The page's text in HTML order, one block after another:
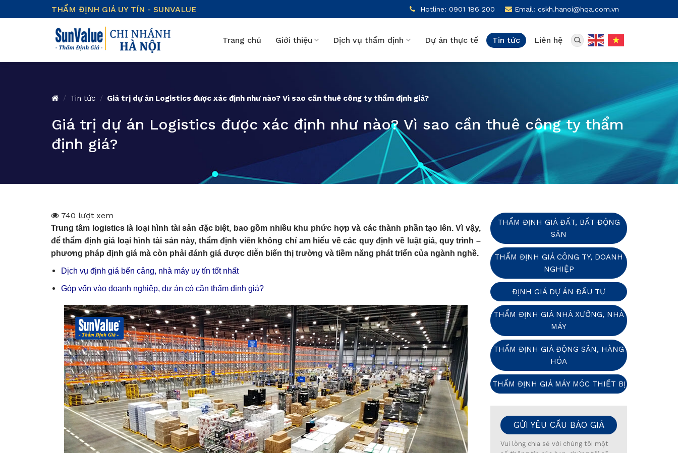
to
THẨM ĐỊNH GIÁ UY TÍN - SUNVALUE Hotline: 0901 186 200 Email: cskh.hanoi@hqa.com.vn
Trang chủ Giới thiệu Dịch vụ thẩm định Dự án thực tế Tin tức Liên hệ
/ Tin tức / Giá trị dự án Logistics được xác định như nào? Vì sao cần thuê công ty thẩm định giá?
Giá trị dự án Logistics được xác định như nào? Vì sao cần thuê công ty thẩm
định giá?
740 lượt xem
Trung tâm logistics là loại hình tài sản đặc biệt, bao gồm nhiều khu phức hợp và các thành phần tạo lên. Vì vậy,
để thẩm định giá loại hình tài sản này, thẩm định viên không chỉ am hiểu về các quy định về luật giá, quy trình –
phương pháp định giá mà còn phải đánh giá được diễn biến thị trường và tiềm năng phát triển của ngành nghề.
Dịch vụ định giá bến cảng, nhà máy uy tín tốt nhất
Góp vốn vào doanh nghiệp, dự án có cần thẩm định giá?
THẨM ĐỊNH GIÁ ĐẤT, BẤT ĐỘNG
SẢN
THẨM ĐỊNH GIÁ CÔNG TY, DOANH
NGHIỆP
ĐỊNH GIÁ DỰ ÁN ĐẦU TƯ
THẨM ĐỊNH GIÁ NHÀ XƯỞNG, NHÀ
MÁY
THẨM ĐỊNH GIÁ ĐỘNG SẢN, HÀNG
HÓA
THẨM ĐỊNH GIÁ MÁY MÓC THIẾT BỊ
GỬI YÊU CẦU BÁO GIÁ
Vui lòng chia sẻ với chúng tôi một